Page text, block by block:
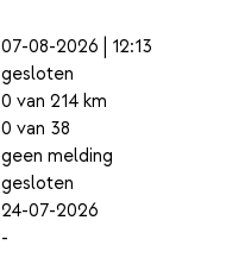
07-08-2026 | 12:13
gesloten
0 van 214 km
0 van 38
geen melding
gesloten
24-07-2026
-